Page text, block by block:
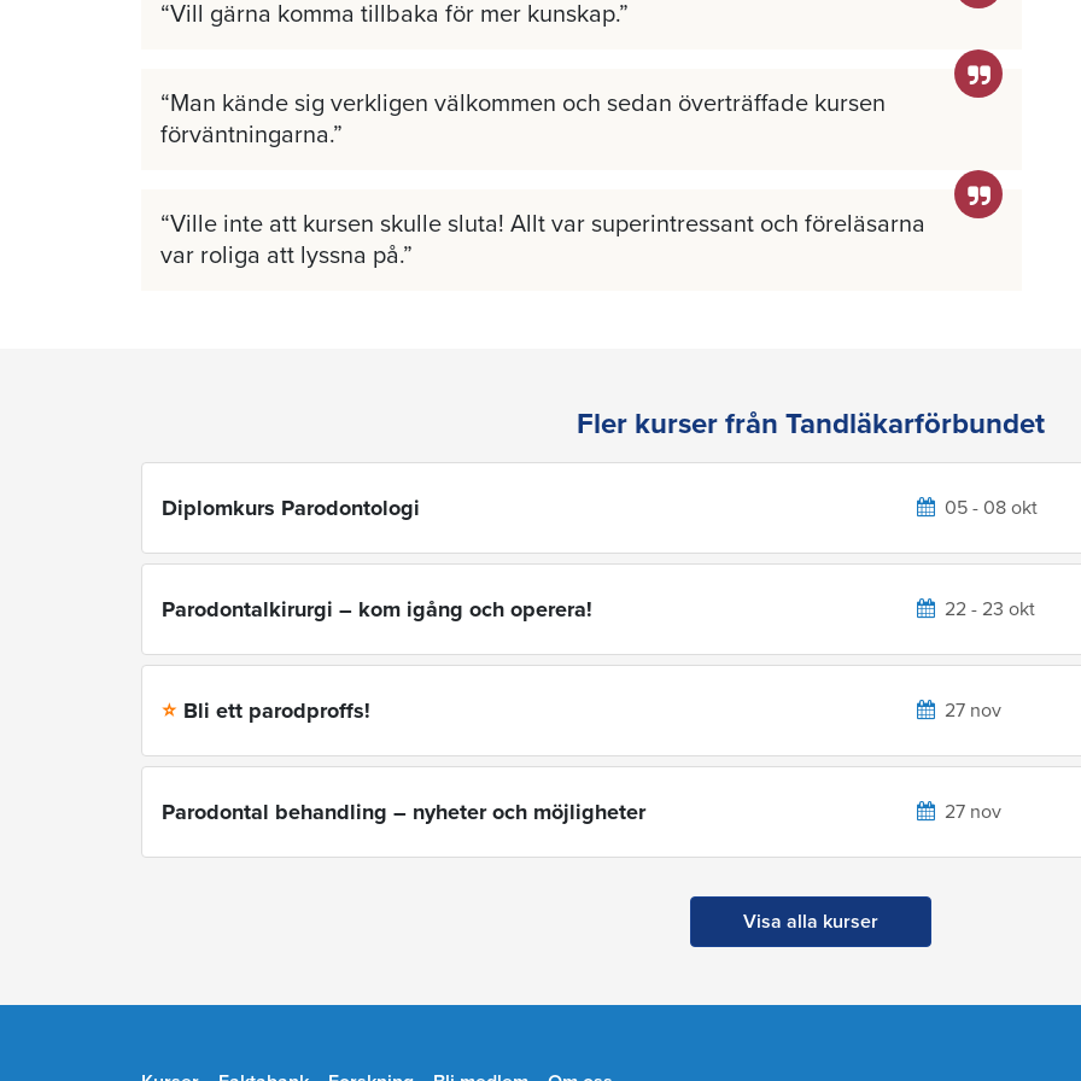
Vill gärna komma tillbaka för mer kunskap.
Man kände sig verkligen välkommen och sedan överträffade kursen
förväntningarna.
Ville inte att kursen skulle sluta! Allt var superintressant och föreläsarna
var roliga att lyssna på.
Fler kurser från Tandläkarförbundet
Diplomkurs Parodontologi 05 - 08 okt
Parodontalkirurgi – kom igång och operera! 22 - 23 okt
⭐ Bli ett parodproffs! 27 nov
Parodontal behandling – nyheter och möjligheter 27 nov
Visa alla kurser